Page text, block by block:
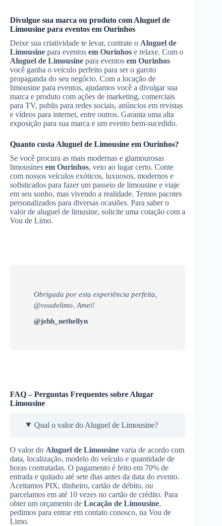
Divulgue sua marca ou produto com Aluguel de
Limousine para eventos em Ourinhos
Deixe sua criatividade te levar, contrate o Aluguel de
Limousine para eventos em Ourinhos e relaxe. Com o
Aluguel de Limousine para eventos em Ourinhos
você ganha o veículo perfeito para ser o garoto
propaganda do seu negócio. Com a locação de
limousine para eventos, ajudamos você a divulgar sua
marca e produto com ações de marketing, comerciais
para TV, publis para redes sociais, anúncios em revistas
e vídeos para internet, entre outros. Garanta uma alta
exposição para sua marca e um evento bem-sucedido.
Quanto custa Aluguel de Limousine em Ourinhos?
Se você procura as mais modernas e glamourosas
limousines em Ourinhos, veio ao lugar certo. Conte
com nossos veículos exóticos, luxuosos, modernos e
sofisticados para fazer um passeio de limousine e viaje
em seu sonho, mas vivendo a realidade. Temos pacotes
personalizados para diversas ocasiões. Para saber o
valor de aluguel de limusine, solicite uma cotação com a
Vou de Limo.
Obrigada por esta experiência perfeita,
@voudelimo. Amei!
@jehh_nethellyn
FAQ – Perguntas Frequentes sobre Alugar
Limousine
Qual o valor do Aluguel de Limousine?
O valor do Aluguel de Limousine varia de acordo com
data, localização, modelo do veículo e quantidade de
horas contratadas. O pagamento é feito em 70% de
entrada e quitado até sete dias antes da data do evento.
Aceitamos PIX, dinheiro, cartão de débito, ou
parcelamos em até 10 vezes no cartão de crédito. Para
obter um orçamento de Locação de Limousine,
pedimos para entrar em contato conosco, na Vou de
Limo.